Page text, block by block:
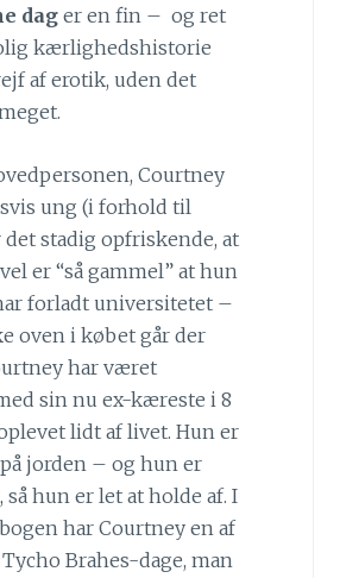
dager en fin – og ret
kærlighedshistorie
af erotik, uden det
Courtney
ung (i forhold til
det stadig opfriskende, at
er “så gammel” at hun
forladt universitetet –
oven i købet går der
har været
sin nu ex-kæreste i 8
lidt af livet. Hun er
jorden – og hun er
så hun er let at holde af. I
har Courtney en af
Brahes-dage, man